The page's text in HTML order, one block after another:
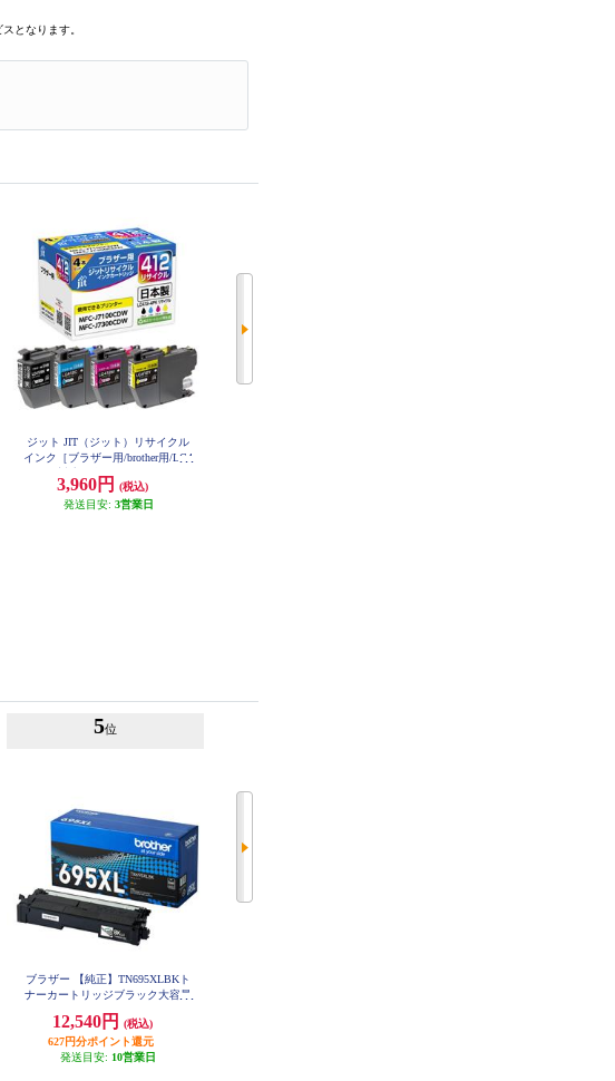
となります。
ジット JIT（ジット）リサイクル
インク［ブラザー用/brother用/LC4
］ JIT-B4124P
3,960円
(税込)
発送目安: 3営業日
5位
ブラザー 【純正】TN695XLBKト
ナーカートリッジブラック大容量
12,540円
(税込)
627円分ポイント還元
発送目安: 10営業日